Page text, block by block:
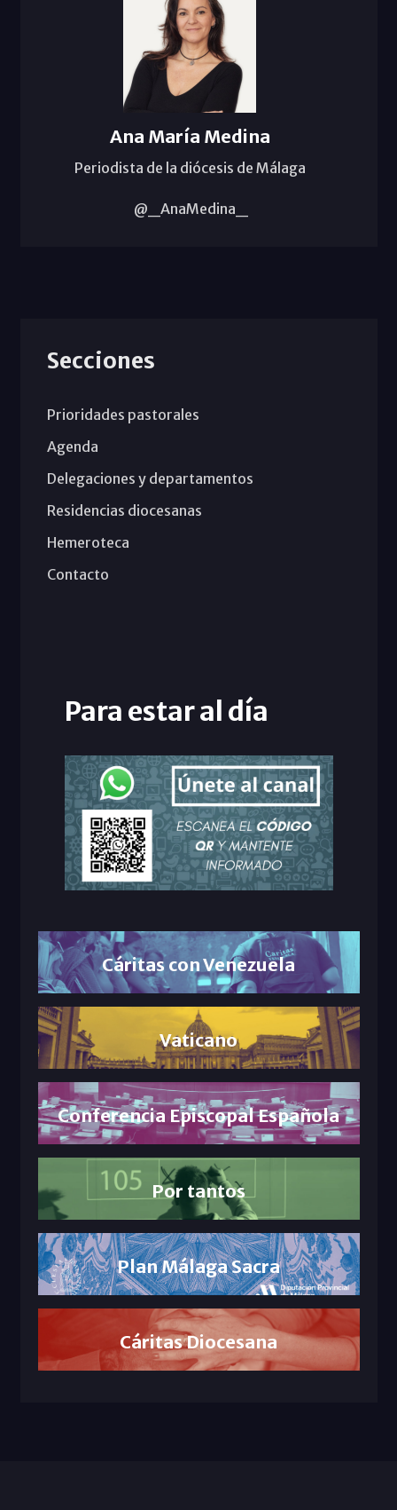
Ana María Medina
Periodista de la diócesis de Málaga
@_AnaMedina_
Secciones
Prioridades pastorales
Agenda
Delegaciones y departamentos
Residencias diocesanas
Hemeroteca
Contacto
Para estar al día
Cáritas con Venezuela
Vaticano
Conferencia Episcopal Española
Por tantos
Plan Málaga Sacra
Cáritas Diocesana